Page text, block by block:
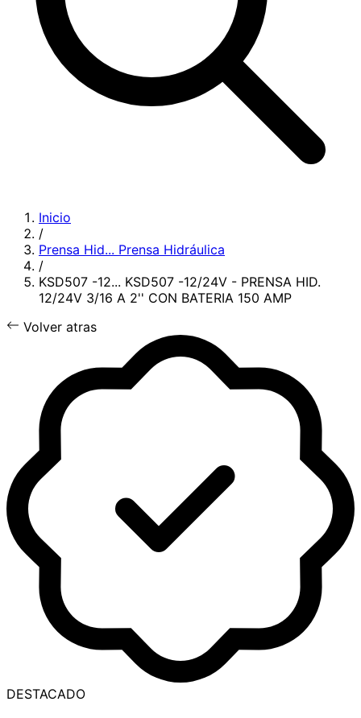
Inicio
/
Prensa Hid... Prensa Hidráulica
/
KSD507 -12... KSD507 -12/24V - PRENSA HID.
12/24V 3/16 A 2'' CON BATERIA 150 AMP
Volver atras
DESTACADO